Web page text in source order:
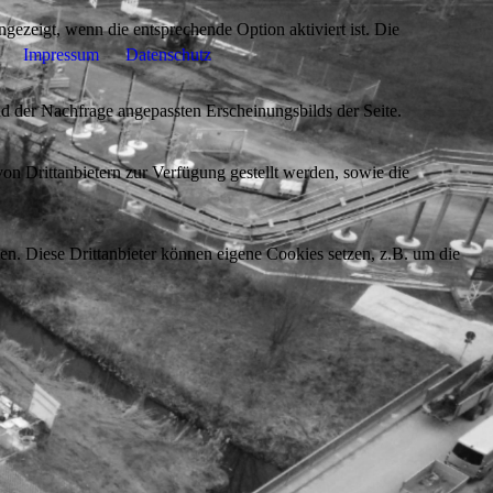
Impressum Datenschutz
wenn die entsprechende Option aktiviert ist. Die
Nachfrage angepassten Erscheinungsbilds der Seite.
Drittanbietern zur Verfügung gestellt werden, sowie die
Diese Drittanbieter können eigene Cookies setzen, z.B. um die